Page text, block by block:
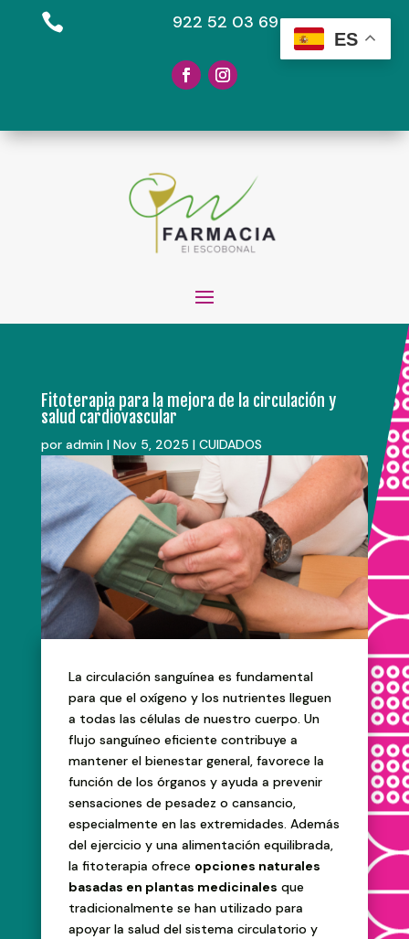
 922 52 03 69
Fitoterapia para la mejora de la circulación y
salud cardiovascular
por admin| Nov 5, 2025 | CUIDADOS
La circulación sanguínea es fundamental
para que el oxígeno y los nutrientes lleguen
a todas las células de nuestro cuerpo. Un
flujo sanguíneo eficiente contribuye a
mantener el bienestar general, favorece la
función de los órganos y ayuda a prevenir
sensaciones de pesadez o cansancio,
especialmente en las extremidades. Además
del ejercicio y una alimentación equilibrada,
la fitoterapia ofrece opciones naturales
basadas en plantas medicinales que
tradicionalmente se han utilizado para
apoyar la salud del sistema circulatorio y
ES